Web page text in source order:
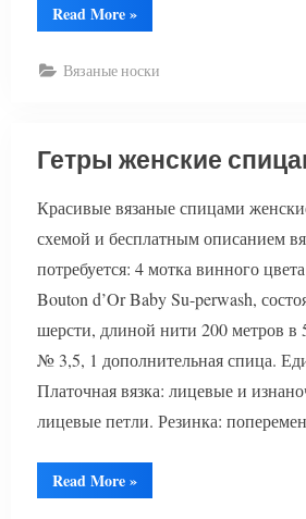
Read More“Гетры
с
»
Вязаные носки
Гетры женские
Красивые вязаные спицами
схемой и бесплатным описанием
потребуется: 4 мотка винного
Bouton d’Or Baby Su-perwash,
шерсти, длиной нити 200 метров в
№ 3,5, 1 дополнительная спица.
Платочная вязка: лицевые и
лицевые петли. Резинка:
Read More“Гетры
женские
»